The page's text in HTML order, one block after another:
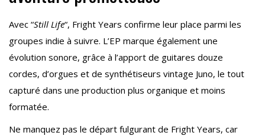
Avec “Still Life“, Fright Years confirme leur place parmi les
groupes indie à suivre. L’EP marque également une
évolution sonore, grâce à l’apport de guitares douze
cordes, d’orgues et de synthétiseurs vintage Juno, le tout
capturé dans une production plus organique et moins
formatée.
Ne manquez pas le départ fulgurant de Fright Years, car